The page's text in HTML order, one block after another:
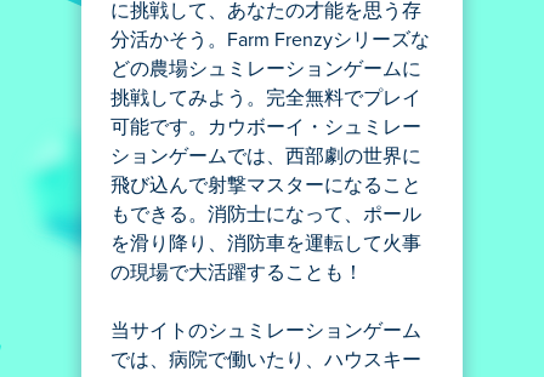
に挑戦して、あなたの才能を思う存
分活かそう。Farm Frenzyシリーズな
どの農場シュミレーションゲームに
挑戦してみよう。完全無料でプレイ
可能です。カウボーイ・シュミレー
ションゲームでは、西部劇の世界に
飛び込んで射撃マスターになること
もできる。消防士になって、ポール
を滑り降り、消防車を運転して火事
の現場で大活躍することも！
当サイトのシュミレーションゲーム
では、病院で働いたり、ハウスキー